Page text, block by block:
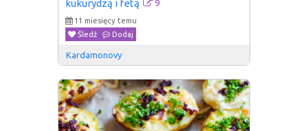
kukurydzą i fetą
9
11 miesięcy temu
Śledź
Dodaj
Kardamonovy